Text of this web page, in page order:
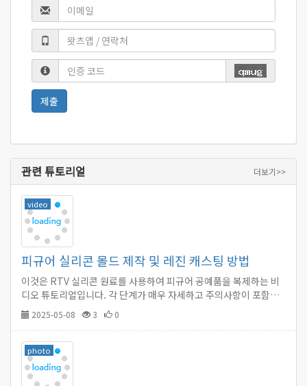
더보기>>
관련 튜토리얼
video
피규어 실리콘 몰드 제작 및 레진 캐스팅 방법
이것은 RTV 실리콘 원료를 사용하여 피규어 공예품을 복제하는 비
디오 튜토리얼입니다. 각 단계가 매우 자세하고 주의사항이 포함되
어 있어 초보자에게 매우 적합합니다.…
2025-05-08 3 0
photo